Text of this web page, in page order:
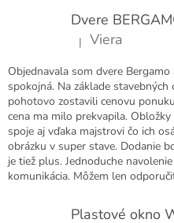
Hodnotenie
| Viera
Objednavala som dvere
spokojná. Na základe
pohotovo zostavili cenovu
cena ma milo prekvapila.
spoje aj vďaka majstrovi čo ich
obrázku v super stave. Dodanie
je tiež plus. Jednoduche
komunikácia. Môžem len
Plastové okno